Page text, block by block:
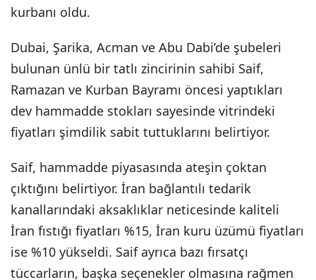
kurbanı oldu.
Dubai, Şarika, Acman ve Abu Dabi’de şubeleri
bulunan ünlü bir tatlı zincirinin sahibi Saif,
Ramazan ve Kurban Bayramı öncesi yaptıkları
dev hammadde stokları sayesinde vitrindeki
fiyatları şimdilik sabit tuttuklarını belirtiyor.
Saif, hammadde piyasasında ateşin çoktan
çıktığını belirtiyor. İran bağlantılı tedarik
kanallarındaki aksaklıklar neticesinde kaliteli
İran fıstığı fiyatları %15, İran kuru üzümü fiyatları
ise %10 yükseldi. Saif ayrıca bazı fırsatçı
tüccarların, başka seçenekler olmasına rağmen